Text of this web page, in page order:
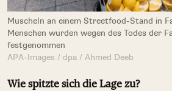
Muscheln an einem Streetfood-Stand in
Menschen wurden wegen des Todes der
festgenommen
APA-Images / dpa / Ahmed Deeb
Wie spitzte sich die Lage zu?